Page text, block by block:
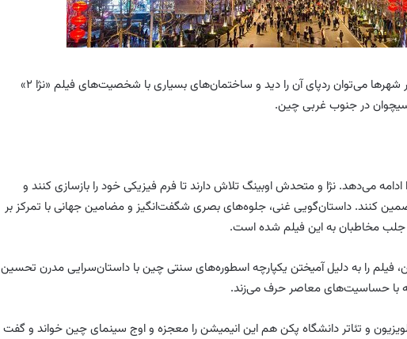
اقبال از این فیلم آنقدر بوده که در گوشه و کنار شهرها می‌توان ردپای آن را دید و ساختمان‌های بسیاری با شخصیت‌های فیلم «نژا ۲»
سیچوان در جنوب غربی چین.
را ادامه می‌دهد. نژا و متحدش اوبینگ تلاش دارند تا فرم فیزیکی خود را بازسازی کنند و
کنند. داستان‌گویی غنی، جلوه‌های بصری شگفت‌انگیز و مضامین جهانی با تمرکز بر
مخاطبان به این فیلم شده است.
فیلم را به دلیل آمیختن یکپارچه اسطوره‌های سنتی چین با داستان‌سرایی مدرن تحسین
که با حساسیت‌های معاصر حرف می‌زند.
و تئاتر دانشگاه پکن هم این انیمیشن را معجزه و اوج سینمای چین خواند و گفت